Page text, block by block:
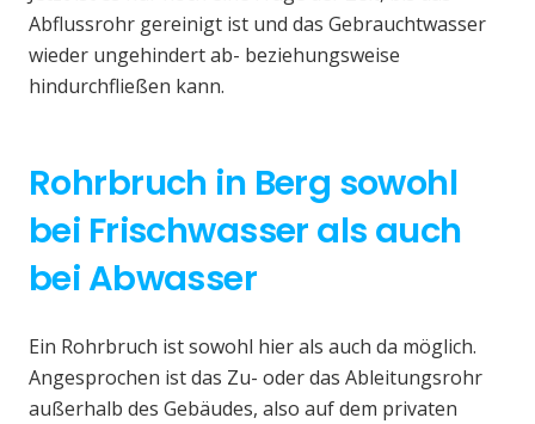
Abflussrohr gereinigt ist und das Gebrauchtwasser
wieder ungehindert ab- beziehungsweise
hindurchfließen kann.
Rohrbruch in Berg sowohl
bei Frischwasser als auch
bei Abwasser
Ein Rohrbruch ist sowohl hier als auch da möglich.
Angesprochen ist das Zu- oder das Ableitungsrohr
außerhalb des Gebäudes, also auf dem privaten